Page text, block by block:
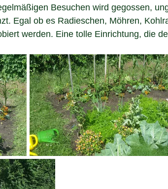
Besuchen wird gegossen,
Egal ob es Radieschen, Möhren,
werden. Eine tolle Einrichtung, die